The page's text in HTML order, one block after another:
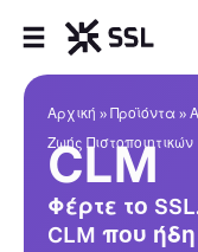
Προϊόντα
Βιομηχανία
Συνεργάτες
CLMΑρχική » Προϊόντα »
Ζωής Πιστοποιητικών
CLM
Φέρτε το
CLM που